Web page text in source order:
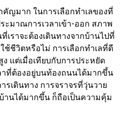
ญมาก ในการเลือกทำเลของที่
ะมาณการเวลาเข้า-ออก สภาพ
เราจะต้องเดินทางจากบ้านไปที่
ช้ชีวิตหรือไม่ การเลือกทำเลที่ดี
แต่เมื่อเทียบกับการประหยัด
าที่ต้องอยู่บนท้องถนนได้มากขึ้น
รเดินทาง การจราจรที่วุ่นวาย
นได้มากขึ้น ก็ถือเป็นความคุ้ม